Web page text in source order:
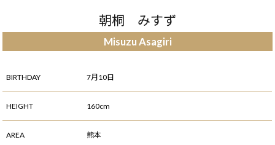
朝桐 みすず
Misuzu Asagiri
BIRTHDAY 7月10日
HEIGHT 160cm
AREA 熊本